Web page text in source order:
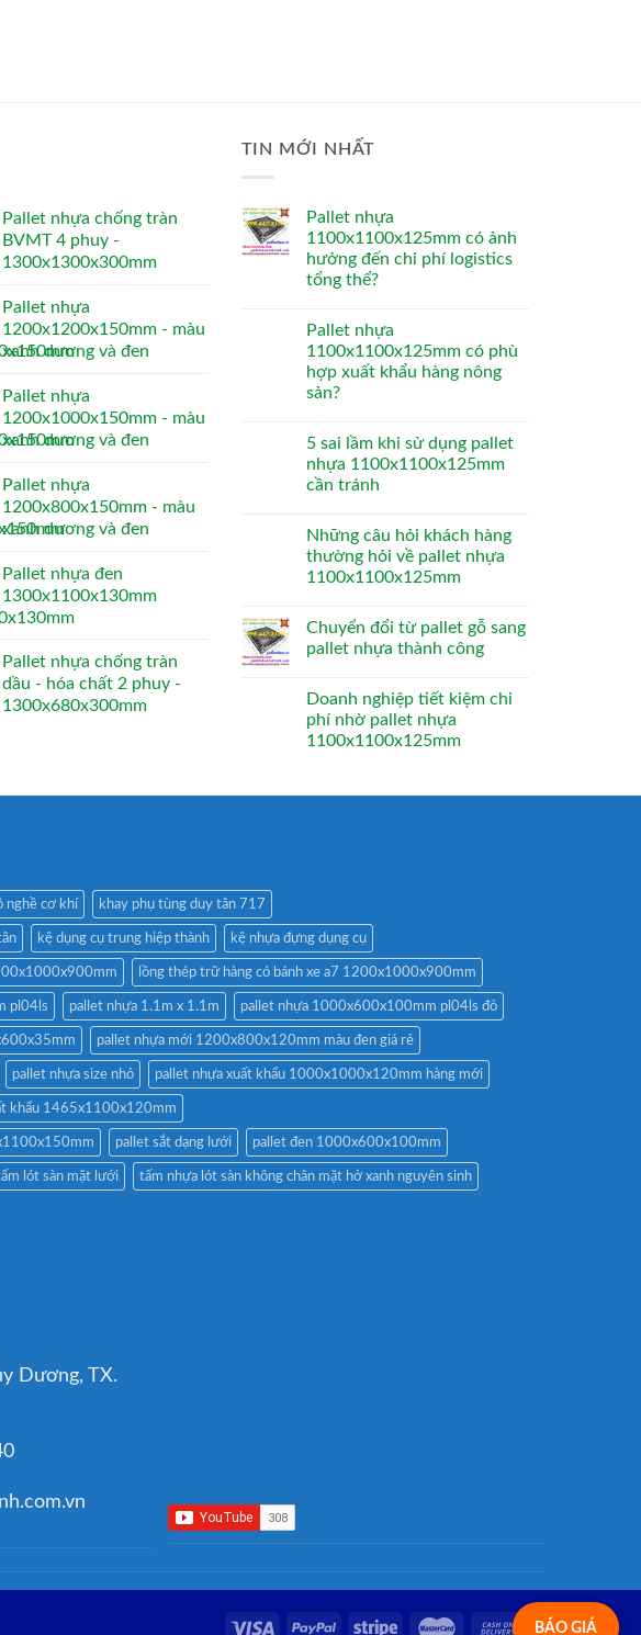
Pallet nhựa chống tràn
BVMT 4 phuy -
1300x1300x300mm
Pallet nhựa
1200x1200x150mm - màu
xanh dương và đen
Pallet nhựa
1200x1000x150mm - màu
xanh dương và đen
Pallet nhựa
1200x800x150mm - màu
xanh dương và đen
Pallet nhựa đen
1300x1100x130mm
Pallet nhựa chống tràn
dầu - hóa chất 2 phuy -
1300x680x300mm
TIN MỚI NHẤT
Pallet nhựa
1100x1100x125mm có ảnh
hưởng đến chi phí logistics
tổng thể?
Pallet nhựa
1100x1100x125mm có phù
hợp xuất khẩu hàng nông
sản?
5 sai lầm khi sử dụng pallet
nhựa 1100x1100x125mm
cần tránh
Những câu hỏi khách hàng
thường hỏi về pallet nhựa
1100x1100x125mm
Chuyển đổi từ pallet gỗ sang
pallet nhựa thành công
Doanh nghiệp tiết kiệm chi
phí nhờ pallet nhựa
1100x1100x125mm
nghề cơ khí khay phụ tùng duy tân 717
kệ dụng cụ trung hiệp thành kệ nhựa đựng dụng cụ
lồng thép trữ hàng có bánh xe a7 1200x1000x900mm
pl04ls pallet nhựa 1.1m x 1.1m pallet nhựa 1000x600x100mm pl04ls đỏ
pallet nhựa mới 1200x800x120mm màu đen giá rẻ
pallet nhựa size nhỏ pallet nhựa xuất khẩu 1000x1000x120mm hàng mới
khẩu 1465x1100x120mm
pallet sắt dạng lưới pallet đen 1000x600x100mm
lót sàn mặt lưới tấm nhựa lót sàn không chân mặt hở xanh nguyên sinh
Dương, TX.
BÁO GIÁ